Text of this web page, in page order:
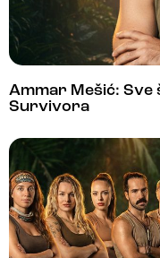
Ammar Mešić: Sve
Survivora